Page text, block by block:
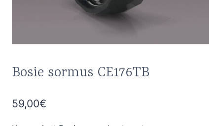
Bosie sormus CE176TB
59,00€